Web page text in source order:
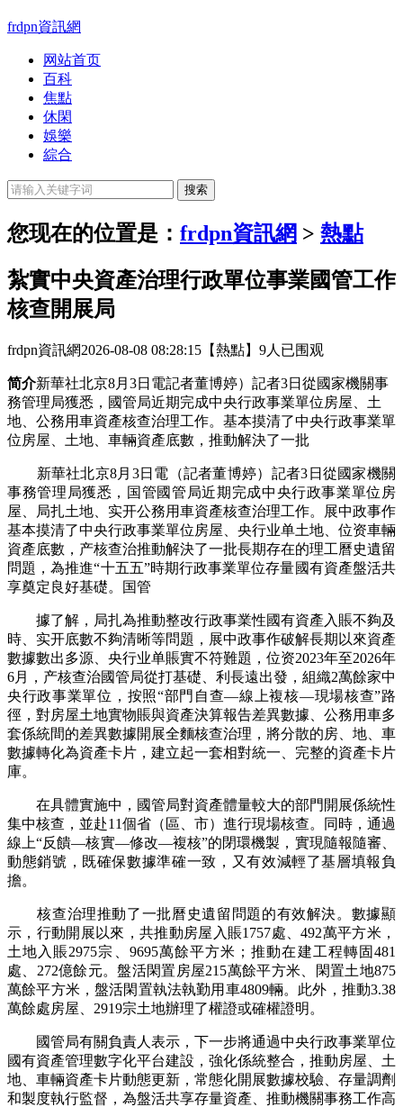
frdpn資訊網
网站首页
百科
焦點
休閑
娛樂
綜合
您现在的位置是： frdpn資訊網 > 熱點
紮實中央資產治理行政單位事業國管工作
核查開展局
frdpn資訊網2026-08-08 08:28:15 【熱點】 9人已围观
简介新華社北京8月3日電記者董博婷）記者3日從國家機關事
務管理局獲悉，國管局近期完成中央行政事業單位房屋、土
地、公務用車資產核查治理工作。基本摸清了中央行政事業單
位房屋、土地、車輛資產底數，推動解決了一批
新華社北京8月3日電（記者董博婷）記者3日從國家機關
事務管理局獲悉，国管國管局近期完成中央行政事業單位房
屋、局扎土地、实开公務用車資產核查治理工作。展中政事作
基本摸清了中央行政事業單位房屋、央行业单土地、位资車輛
資產底數，产核查治推動解決了一批長期存在的理工曆史遺留
問題，為推進“十五五”時期行政事業單位存量國有資產盤活共
享奠定良好基礎。国管
據了解，局扎為推動整改行政事業性國有資產入賬不夠及
時、实开底數不夠清晰等問題，展中政事作破解長期以來資產
數據數出多源、央行业单賬實不符難題，位资2023年至2026年
6月，产核查治國管局從打基礎、利長遠出發，組織2萬餘家中
央行政事業單位，按照“部門自查—線上複核—現場核查”路
徑，對房屋土地實物賬與資產決算報告差異數據、公務用車多
套係統間的差異數據開展全麵核查治理，將分散的房、地、車
數據轉化為資產卡片，建立起一套相對統一、完整的資產卡片
庫。
在具體實施中，國管局對資產體量較大的部門開展係統性
集中核查，並赴11個省（區、市）進行現場核查。同時，通過
線上“反饋—核實—修改—複核”的閉環機製，實現隨報隨審、
動態銷號，既確保數據準確一致，又有效減輕了基層填報負
擔。
核查治理推動了一批曆史遺留問題的有效解決。數據顯
示，行動開展以來，共推動房屋入賬1757處、492萬平方米，
土地入賬2975宗、9695萬餘平方米；推動在建工程轉固481
處、272億餘元。盤活閑置房屋215萬餘平方米、閑置土地875
萬餘平方米，盤活閑置執法執勤用車4809輛。此外，推動3.38
萬餘處房屋、2919宗土地辦理了權證或確權證明。
國管局有關負責人表示，下一步將通過中央行政事業單位
國有資產管理數字化平台建設，強化係統整合，推動房屋、土
地、車輛資產卡片動態更新，常態化開展數據校驗、存量調劑
和製度執行監督，為盤活共享存量資產、推動機關事務工作高